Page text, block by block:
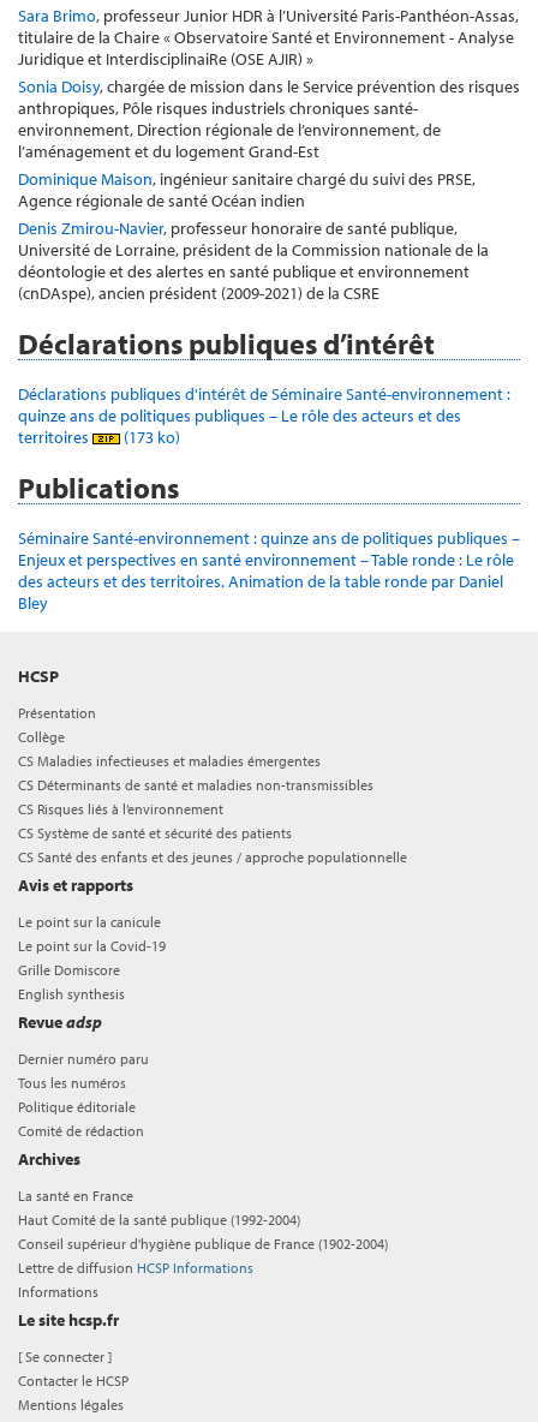
Sara Brimo, professeur Junior HDR à l’Université Paris-Panthéon-Assas,
titulaire de la Chaire « Observatoire Santé et Environnement - Analyse
Juridique et InterdisciplinaiRe (OSE AJIR) »
Sonia Doisy, chargée de mission dans le Service prévention des risques
anthropiques, Pôle risques industriels chroniques santé-
environnement, Direction régionale de l’environnement, de
l’aménagement et du logement Grand-Est
Dominique Maison, ingénieur sanitaire chargé du suivi des PRSE,
Agence régionale de santé Océan indien
Denis Zmirou-Navier, professeur honoraire de santé publique,
Université de Lorraine, président de la Commission nationale de la
déontologie et des alertes en santé publique et environnement
(cnDAspe), ancien président (2009-2021) de la CSRE
Déclarations publiques d’intérêt
Déclarations publiques d'intérêt de Séminaire Santé-environnement :
quinze ans de politiques publiques – Le rôle des acteurs et des
territoires
(173 ko)
Publications
Séminaire Santé-environnement : quinze ans de politiques publiques –
Enjeux et perspectives en santé environnement – Table ronde : Le rôle
des acteurs et des territoires. Animation de la table ronde par Daniel
Bley
HCSP
Présentation
Collège
CS Maladies infectieuses et maladies émergentes
CS Déterminants de santé et maladies non-transmissibles
CS Risques liés à l’environnement
CS Système de santé et sécurité des patients
CS Santé des enfants et des jeunes / approche populationnelle
Avis et rapports
Le point sur la canicule
Le point sur la Covid-19
Grille Domiscore
English synthesis
Revueadsp
Dernier numéro paru
Tous les numéros
Politique éditoriale
Comité de rédaction
Archives
La santé en France
Haut Comité de la santé publique (1992-2004)
Conseil supérieur d'hygiène publique de France (1902-2004)
Lettre de diffusion HCSP Informations
Informations
Le site hcsp.fr
[Se connecter ]
Contacter le HCSP
Mentions légales